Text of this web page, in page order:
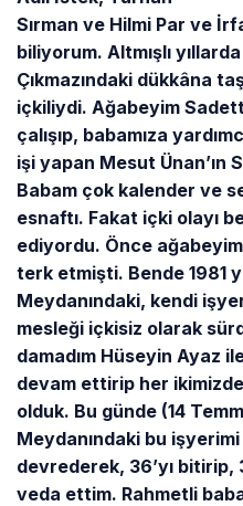
Sırman ve Hilmi Par ve
biliyorum. Altmışlı
Çıkmazındaki dükkâna
içkiliydi. Ağabeyim
çalışıp, babamıza
işi yapan Mesut Ünan’ın
Babam çok kalender ve
esnaftı. Fakat içki olayı
ediyordu. Önce
terk etmişti. Bende 1981
Meydanındaki, kendi
mesleği içkisiz olarak
damadım Hüseyin Ayaz
devam ettirip her
olduk. Bu günde (14
Meydanındaki bu
devrederek, 36’yı bitirip,
veda ettim. Rahmetli